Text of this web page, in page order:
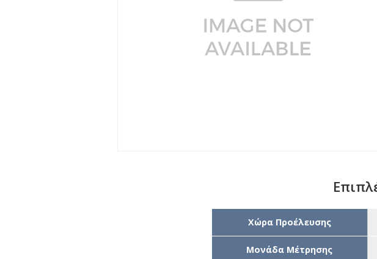
Χώρα Προέλευσης
Μονάδα Μέτρησης